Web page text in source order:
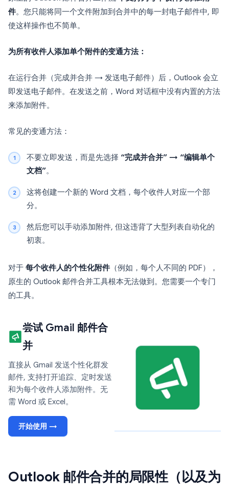
件。您只能将同一个文件附加到合并中的每一封电子邮件中, 即
使这样操作也不简单。
为所有收件人添加单个附件的变通方法：
在运行合并（完成并合并 → 发送电子邮件）后，Outlook 会立
即发送电子邮件。在发送之前，Word 对话框中没有内置的方法
来添加附件。
常见的变通方法：
不要立即发送，而是先选择 “完成并合并” → “编辑单个
文档”。
这将创建一个新的 Word 文档，每个收件人对应一个部
分。
然后您可以手动添加附件, 但这违背了大型列表自动化的
初衷。
对于 每个收件人的个性化附件（例如，每个人不同的 PDF），
原生的 Outlook 邮件合并工具根本无法做到。您需要一个专门
的工具。
尝试 Gmail 邮件合
并
直接从 Gmail 发送个性化群发
邮件, 支持打开追踪、定时发送
和为每个收件人添加附件。无
需 Word 或 Excel。
开始使用 →
Outlook 邮件合并的局限性（以及为